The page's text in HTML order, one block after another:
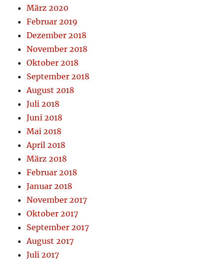
März 2020
Februar 2019
Dezember 2018
November 2018
Oktober 2018
September 2018
August 2018
Juli 2018
Juni 2018
Mai 2018
April 2018
März 2018
Februar 2018
Januar 2018
November 2017
Oktober 2017
September 2017
August 2017
Juli 2017